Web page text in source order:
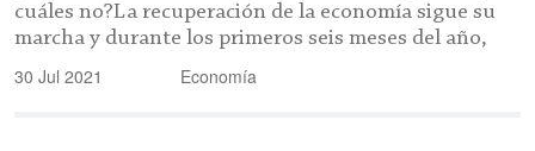
cuáles no?La recuperación de la economía sigue su
marcha y durante los primeros seis meses del año,
30 Jul 2021 Economía